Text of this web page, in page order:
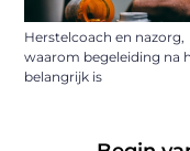
Herstelcoach en nazorg,
waarom begeleiding na
belangrijk is